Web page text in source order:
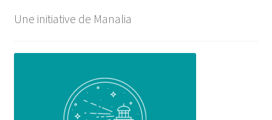
Une initiative de Manalia